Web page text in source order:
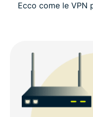
Ecco come le